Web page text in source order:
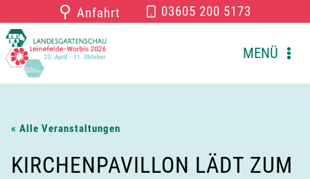
Inhalt
springen
⚲ Anfahrt 03605 200 5173
MENÜ
« Alle Veranstaltungen
KIRCHENPAVILLON LÄDT ZUM